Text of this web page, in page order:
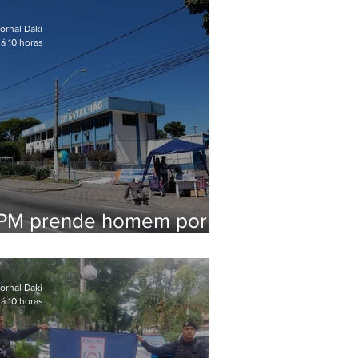
Maricá
prende homem por
Daki
10 horas
Daki
10 horas